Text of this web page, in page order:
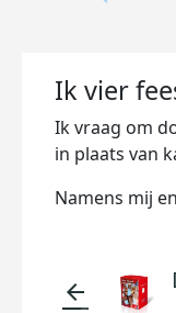
Ik vier
Ik vraag om
in plaats van
Namens mij
arrow_back